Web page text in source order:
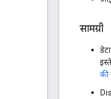
सामग्री
की